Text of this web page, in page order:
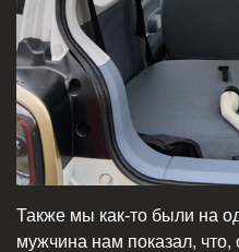
Также мы как-то были на
мужчина нам показал, что,